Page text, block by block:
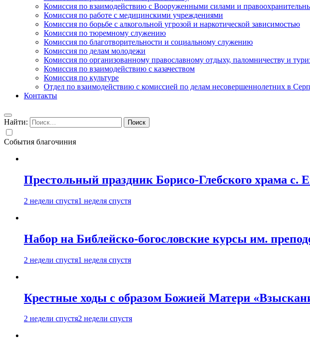
Комиссия по взаимодействию с Вооруженными силами и
Комиссия по работе с медицинскими учреждениями
Комиссия по борьбе с алкогольной угрозой и наркотической зависимостью
Комиссия по тюремному служению
Комиссия по благотворительности и социальному служению
Комиссия по делам молодежи
Комиссия по организованному православному отдыху, паломничеству и
Комиссия по взаимодействию с казачеством
Комиссия по культуре
Отдел по взаимодействию с комиссией по делам несовершеннолетних в
Контакты
Найти:
События благочиния
Престольный праздник Борисо-Глебского храма с.
2 недели спустя1 неделя спустя
Набор на Библейско-богословские курсы им.
2 недели спустя1 неделя спустя
Крестные ходы с образом Божией Матери
2 недели спустя2 недели спустя